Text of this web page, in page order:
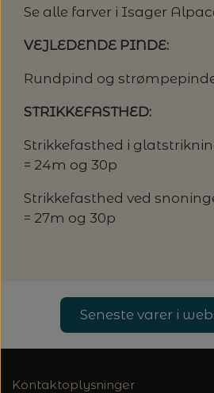
Se alle farver i Isager
VEJLEDENDE PINDE:
Rundpind og
STRIKKEFASTHED:
Strikkefasthed i
= 24m og 30p
Strikkefasthed ved
= 27m og 30p
Seneste varer i
Kontaktoplysninger